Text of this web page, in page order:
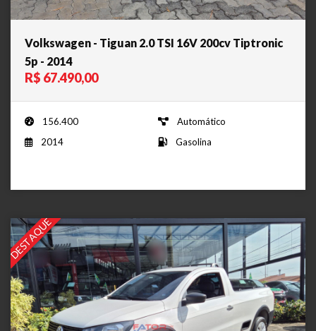
Volkswagen - Tiguan 2.0 TSI 16V 200cv Tiptronic
5p - 2014
R$ 67.490,00
156.400
Automático
2014
Gasolina
DESTAQUE